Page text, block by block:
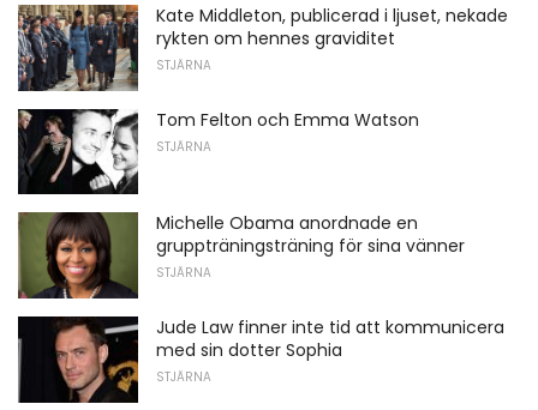
Kate Middleton, publicerad i ljuset, nekade
rykten om hennes graviditet
STJÄRNA
Tom Felton och Emma Watson
STJÄRNA
Michelle Obama anordnade en
gruppträningsträning för sina vänner
STJÄRNA
Jude Law finner inte tid att kommunicera
med sin dotter Sophia
STJÄRNA